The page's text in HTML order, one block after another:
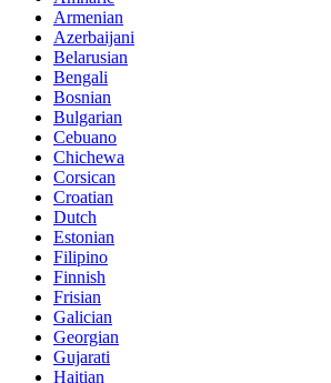
Armenian
Azerbaijani
Belarusian
Bengali
Bosnian
Bulgarian
Cebuano
Chichewa
Corsican
Croatian
Dutch
Estonian
Filipino
Finnish
Frisian
Galician
Georgian
Gujarati
Haitian